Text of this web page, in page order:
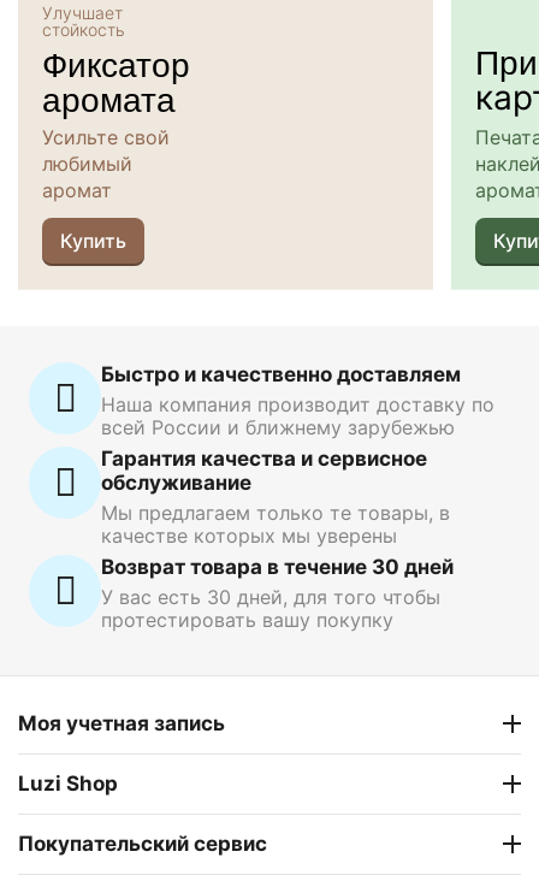
Улучшает
стойкость
Фиксатор
аромата
Усильте свой
любимый
аромат
Купить
Быстро и качественно доставляем
Наша компания производит доставку по
всей России и ближнему зарубежью
Гарантия качества и сервисное
обслуживание
Мы предлагаем только те товары, в
качестве которых мы уверены
Возврат товара в течение 30 дней
У вас есть 30 дней, для того чтобы
протестировать вашу покупку
Моя учетная запись
Luzi Shop
Покупательский сервис